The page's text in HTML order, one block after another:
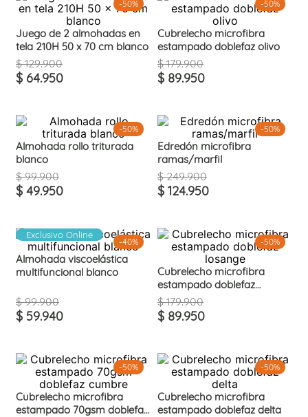
-50%
Juego de 2 almohadas en
tela 210H 50 x 70 cm blanco
$ 129.900
$ 64.950
-50%
Cubrelecho microfibra
estampado doblefaz olivo
$ 179.900
$ 89.950
-50%
Almohada rollo triturada
blanco
$ 99.900
$ 49.950
-50%
Edredón microfibra
ramas/marfil
$ 249.900
$ 124.950
-40%
Exclusivo Online
Almohada viscoelástica
multifuncional blanco
$ 99.900
$ 59.940
-50%
Cubrelecho microfibra
estampado doblefaz
losange
$ 179.900
$ 89.950
-50%
Cubrelecho microfibra
estampado 70gsm doblefaz
-50%
Cubrelecho microfibra
estampado doblefaz delta